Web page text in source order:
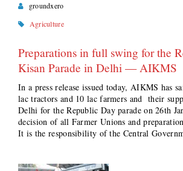
groundxero
Agriculture
Preparations in full swing for the
Kisan Parade in Delhi — AIKMS
In a press release issued today, AIKMS has
lac tractors and 10 lac farmers and their
Delhi for the Republic Day parade on 26th
decision of all Farmer Unions and
It is the responsibility of the Central